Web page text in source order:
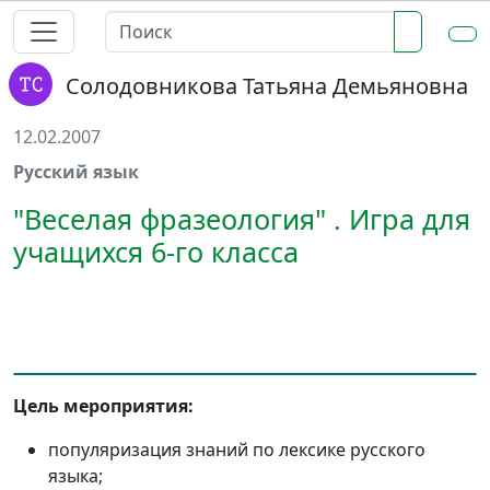
Солодовникова Татьяна Демьяновна
12.02.2007
Русский язык
"Веселая фразеология" . Игра для
учащихся 6-го класса
Цель мероприятия:
популяризация знаний по лексике русского
языка;